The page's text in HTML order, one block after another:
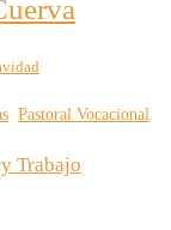
Pastoral Vocacional
Trabajo